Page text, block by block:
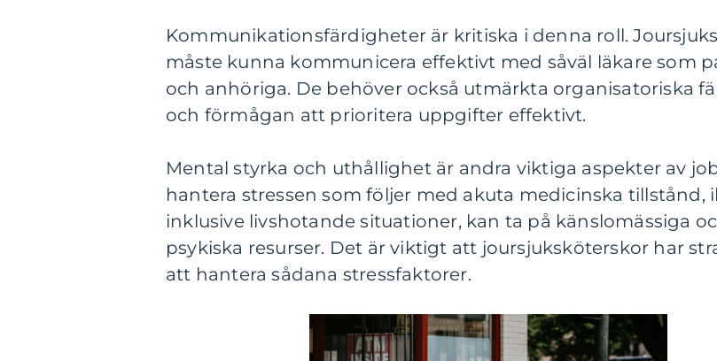
Kommunikationsfärdigheter är kritiska i denna roll.
måste kunna kommunicera effektivt med såväl läkare som
och anhöriga. De behöver också utmärkta organisatoriska
och förmågan att prioritera uppgifter effektivt.
Mental styrka och uthållighet är andra viktiga aspekter av
hantera stressen som följer med akuta medicinska tillstånd,
inklusive livshotande situationer, kan ta på känslomässiga
psykiska resurser. Det är viktigt att joursjuksköterskor har
att hantera sådana stressfaktorer.